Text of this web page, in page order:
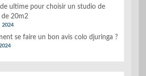
ultime pour choisir un studio de
de 20m2
2024
se faire un bon avis colo djuringa ?